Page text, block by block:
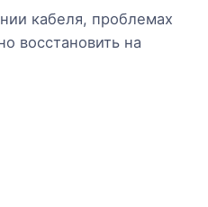
кабеля, проблемах
восстановить на